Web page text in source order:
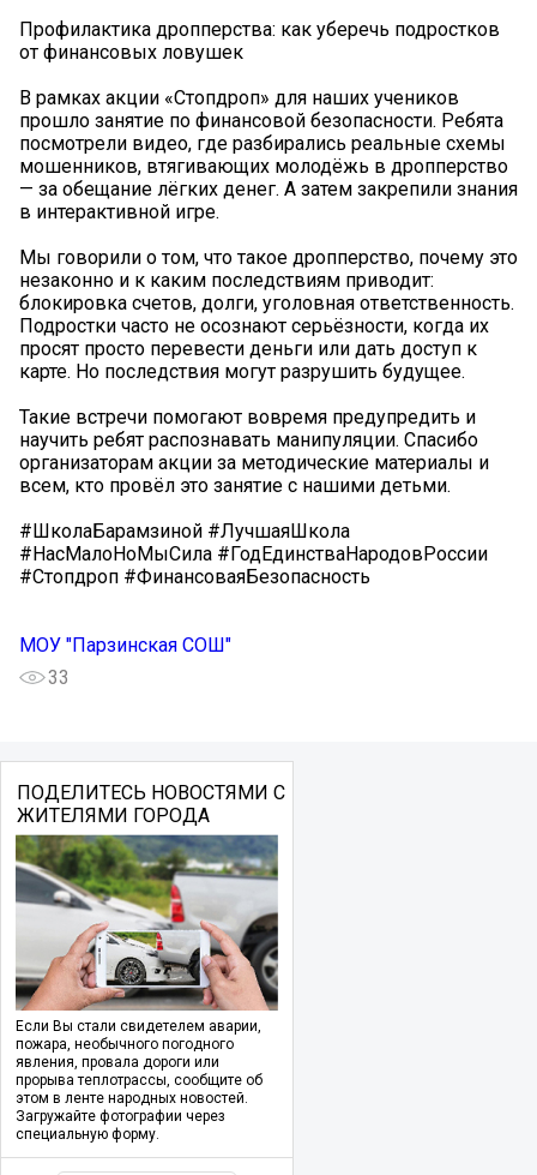
Профилактика дропперства: как уберечь подростков
от финансовых ловушек
В рамках акции «Стопдроп» для наших учеников
прошло занятие по финансовой безопасности. Ребята
посмотрели видео, где разбирались реальные схемы
мошенников, втягивающих молодёжь в дропперство
— за обещание лёгких денег. А затем закрепили знания
в интерактивной игре.
Мы говорили о том, что такое дропперство, почему это
незаконно и к каким последствиям приводит:
блокировка счетов, долги, уголовная ответственность.
Подростки часто не осознают серьёзности, когда их
просят просто перевести деньги или дать доступ к
карте. Но последствия могут разрушить будущее.
Такие встречи помогают вовремя предупредить и
научить ребят распознавать манипуляции. Спасибо
организаторам акции за методические материалы и
всем, кто провёл это занятие с нашими детьми.
#ШколаБарамзиной #ЛучшаяШкола
#НасМалоНоМыСила #ГодЕдинстваНародовРоссии
#Стопдроп #ФинансоваяБезопасность
МОУ "Парзинская СОШ"
33
ПОДЕЛИТЕСЬ НОВОСТЯМИ С
ЖИТЕЛЯМИ ГОРОДА
Если Вы стали свидетелем аварии,
пожара, необычного погодного
явления, провала дороги или
прорыва теплотрассы, сообщите об
этом в ленте народных новостей.
Загружайте фотографии через
специальную форму.